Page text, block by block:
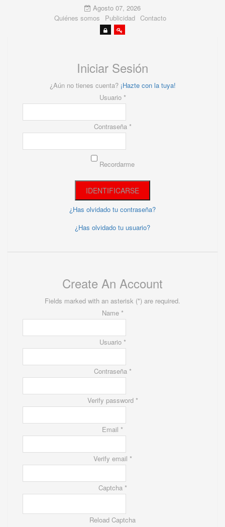
Agosto 07, 2026
Quiénes somos
Publicidad Contacto
Iniciar Sesión
¿Aún no tienes cuenta? ¡Hazte con la tuya!
Usuario *
Contraseña *
Recordarme
¿Has olvidado tu contraseña?
¿Has olvidado tu usuario?
Create An Account
Fields marked with an asterisk (*) are required.
Name *
Usuario *
Contraseña *
Verify password *
Email *
Verify email *
Captcha *
Reload Captcha